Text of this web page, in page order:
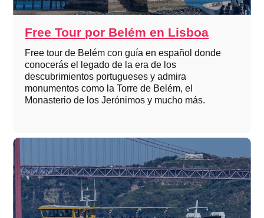
Free Tour por Belém en Lisboa
Free tour de Belém con guía en español donde
conocerás el legado de la era de los
descubrimientos portugueses y admira
monumentos como la Torre de Belém, el
Monasterio de los Jerónimos y mucho más.